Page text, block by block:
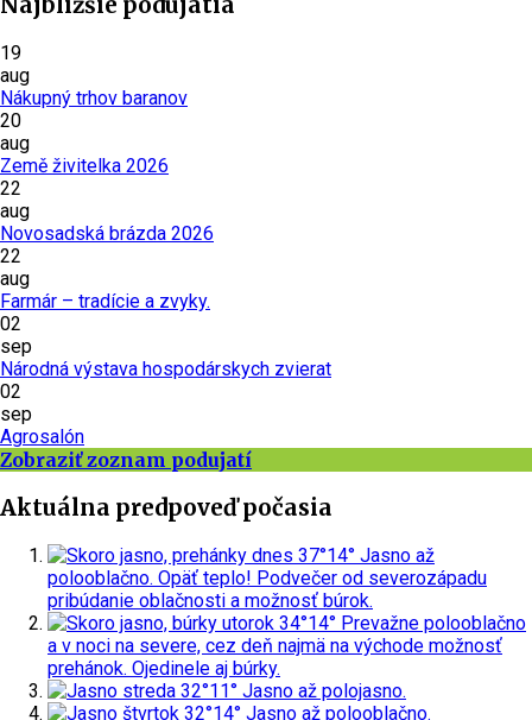
Najbližšie podujatia
19
aug
Nákupný trhov baranov
20
aug
Země živitelka 2026
22
aug
Novosadská brázda 2026
22
aug
Farmár – tradície a zvyky.
02
sep
Národná výstava hospodárskych zvierat
02
sep
Agrosalón
Zobraziť zoznam podujatí
Aktuálna predpoveď počasia
dnes 37°14° Jasno až
polooblačno. Opäť teplo! Podvečer od severozápadu
pribúdanie oblačnosti a možnosť búrok.
utorok 34°14° Prevažne polooblačno
a v noci na severe, cez deň najmä na východe možnosť
prehánok. Ojedinele aj búrky.
streda 32°11° Jasno až polojasno.
štvrtok 32°14° Jasno až polooblačno.